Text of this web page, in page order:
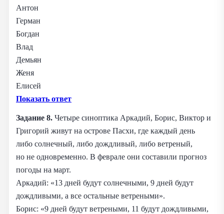
Антон
Герман
Богдан
Влад
Демьян
Женя
Елисей
Показать ответ
Задание 8. Четыре синоптика Аркадий, Борис, Виктор и
Григорий живут на острове Пасхи, где каждый день
либо солнечный, либо дождливый, либо ветреный,
но не одновременно. В феврале они составили прогноз
погоды на март.
Аркадий: «13 дней будут солнечными, 9 дней будут
дождливыми, а все остальные ветреными».
Борис: «9 дней будут ветреными, 11 будут дождливыми,